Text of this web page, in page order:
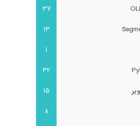
37
13
1
32
15
8